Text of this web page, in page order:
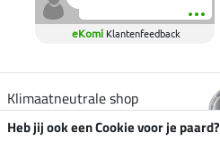
eKomi Klantenfeedback
Klimaatneutrale shop
Heb jij ook een Cookie voor je paard?